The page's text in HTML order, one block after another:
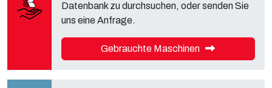
Datenbank zu durchsuchen, oder senden Sie
uns eine Anfrage.
Gebrauchte Maschinen